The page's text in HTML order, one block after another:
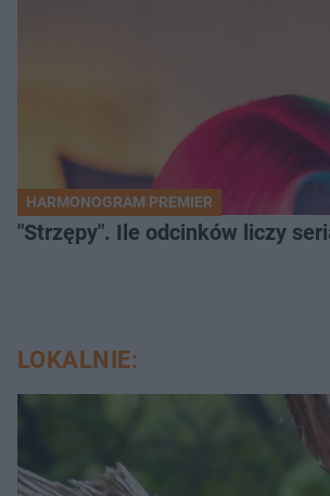
HARMONOGRAM PREMIER
"Strzępy". Ile odcinków liczy
LOKALNIE: